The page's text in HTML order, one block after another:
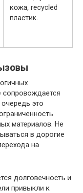
кожа, recycled
пластик.
сопровождается
это
материалов. Не
в дорогие
на
долговечность и
привыкли к